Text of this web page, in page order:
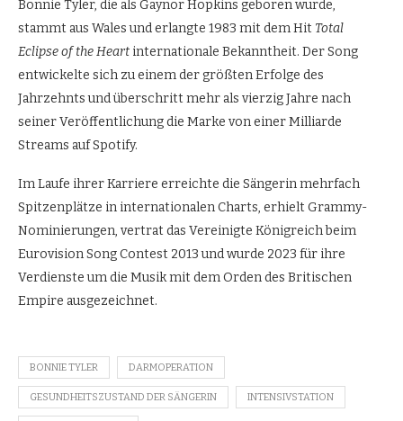
Bonnie Tyler, die als Gaynor Hopkins geboren wurde,
stammt aus Wales und erlangte 1983 mit dem Hit Total
Eclipse of the Heart internationale Bekanntheit. Der Song
entwickelte sich zu einem der größten Erfolge des
Jahrzehnts und überschritt mehr als vierzig Jahre nach
seiner Veröffentlichung die Marke von einer Milliarde
Streams auf Spotify.
Im Laufe ihrer Karriere erreichte die Sängerin mehrfach
Spitzenplätze in internationalen Charts, erhielt Grammy-
Nominierungen, vertrat das Vereinigte Königreich beim
Eurovision Song Contest 2013 und wurde 2023 für ihre
Verdienste um die Musik mit dem Orden des Britischen
Empire ausgezeichnet.
BONNIE TYLER DARMOPERATION
GESUNDHEITSZUSTAND DER SÄNGERIN INTENSIVSTATION